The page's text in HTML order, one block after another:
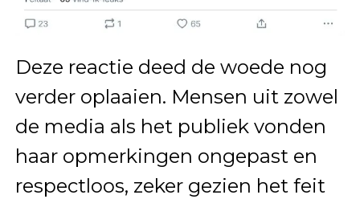
Deze reactie deed de woede nog
verder oplaaien. Mensen uit zowel
de media als het publiek vonden
haar opmerkingen ongepast en
respectloos, zeker gezien het feit